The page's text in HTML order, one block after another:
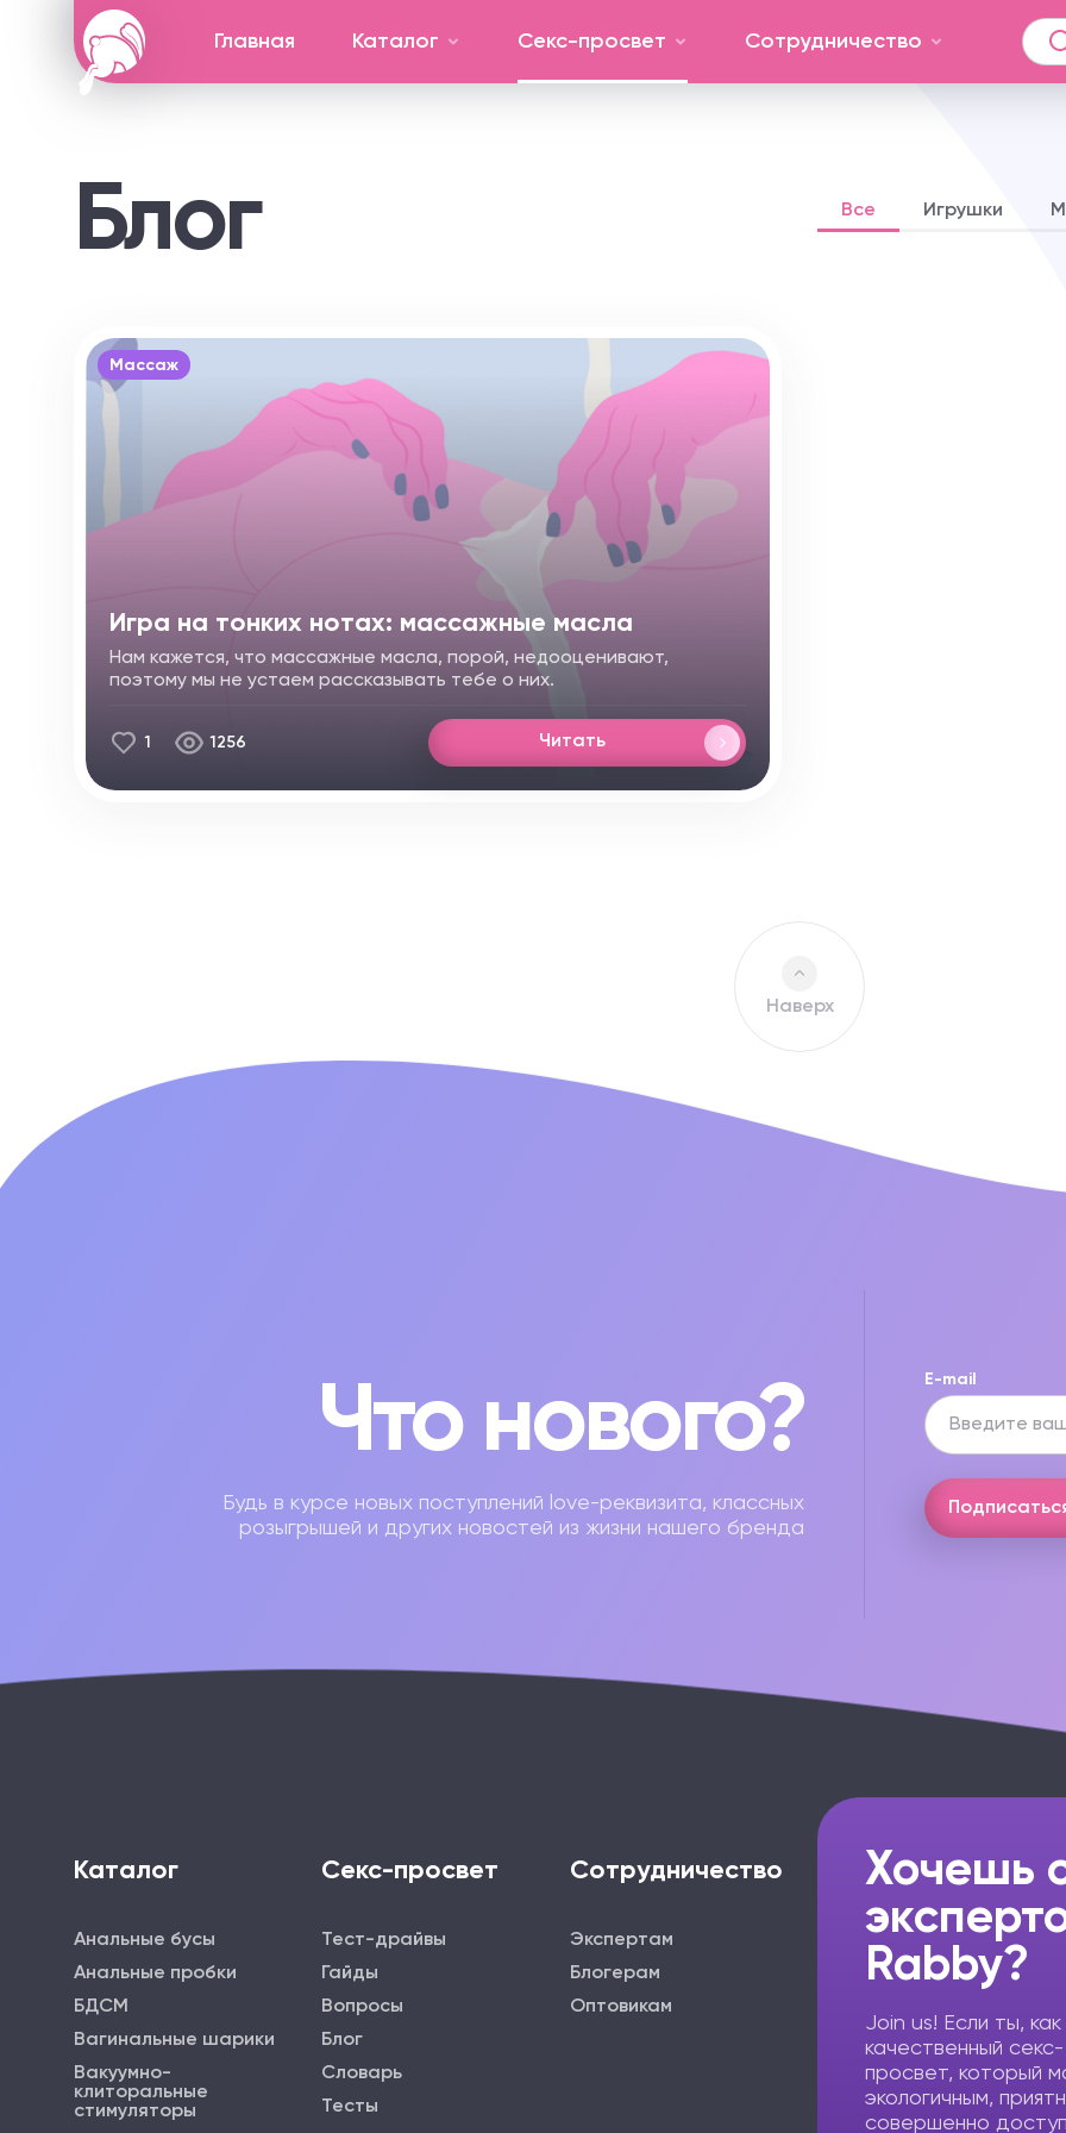
Главная Каталог Секс-просвет Сотрудничество
Блог Все Игрушки
Массаж
Игра на тонких нотах: массажные масла
Нам кажется, что массажные масла, порой, недооценивают,
поэтому мы не устаем рассказывать тебе о них.
1 1256 Читать
Наверх
Что нового?
Будь в курсе новых поступлений love-реквизита, классных
розыгрышей и других новостей из жизни нашего бренда
E-mail
Хочешь
Rabby?
Join us! Если ты,
качественный секс-
просвет, который
экологичным,
совершенно
Каталог
Анальные бусы
Анальные пробки
БДСМ
Вагинальные шарики
Вакуумно-
клиторальные
стимуляторы
Секс-просвет
Тест-драйвы
Гайды
Вопросы
Блог
Словарь
Тесты
Сотрудничество
Экспертам
Блогерам
Оптовикам